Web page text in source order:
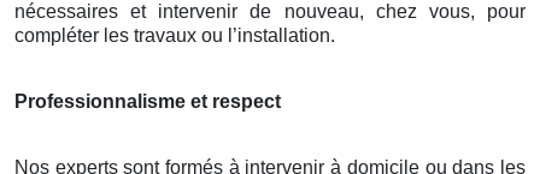
nécessaires et intervenir de nouveau, chez vous, pour
compléter les travaux ou l’installation.
Professionnalisme et respect
Nos experts sont formés à intervenir à domicile ou dans les